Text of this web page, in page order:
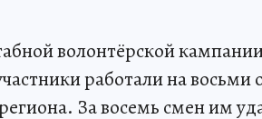
волонтёрской
работали на
За восемь смен им